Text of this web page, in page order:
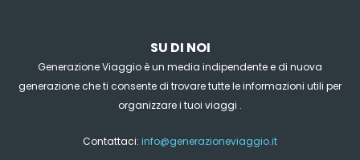
SU DI NOI
Generazione Viaggio è un media indipendente e di nuova
generazione che ti consente di trovare tutte le informazioni utili per
organizzare i tuoi viaggi .
Contattaci: info@generazioneviaggio.it